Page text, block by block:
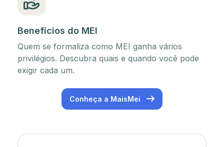
Benefícios do MEI
Quem se formaliza como MEI ganha vários
privilégios. Descubra quais e quando você pode
exigir cada um.
Conheça a MaisMei